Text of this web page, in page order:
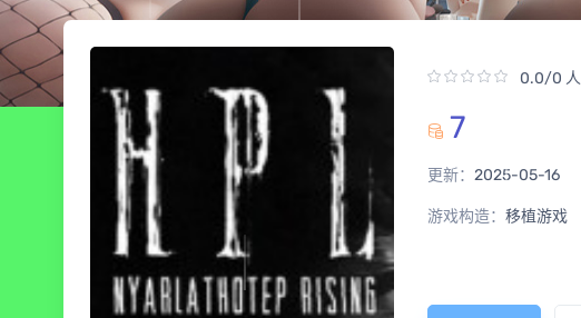
0.0/0 人
7
更新： 2025-05-16
游戏构造： 移植游戏